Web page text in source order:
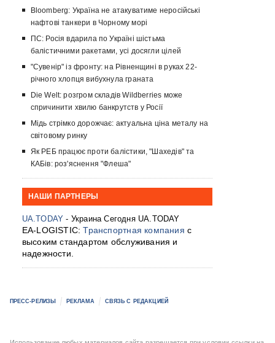
Bloomberg: Україна не атакуватиме неросійські
нафтові танкери в Чорному морі
ПС: Росія вдарила по Україні шістьма
балістичними ракетами, усі досягли цілей
"Сувенір" із фронту: на Рівненщині в руках 22-
річного хлопця вибухнула граната
Die Welt: розгром складів Wildberries може
спричинити хвилю банкрутств у Росії
Мідь стрімко дорожчає: актуальна ціна металу на
світовому ринку
Як РЕБ працює проти балістики, "Шахедів" та
КАБів: роз'яснення "Флеша"
НАШИ ПАРТНЕРЫ
UA.TODAY - Украина Сегодня UA.TODAY
EA-LOGISTIC:Транспортная компания с
высоким стандартом обслуживания и
надежности.
ПРЕСС-РЕЛИЗЫ РЕКЛАМА СВЯЗЬ С РЕДАКЦИЕЙ